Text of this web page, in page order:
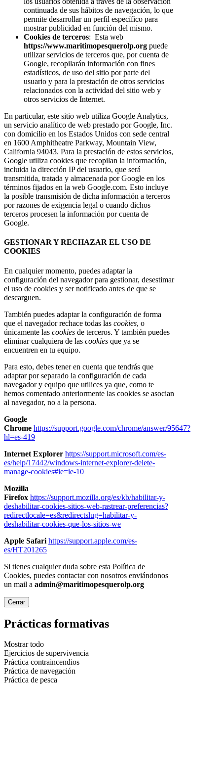
continuada de sus hábitos de navegación, lo que
permite desarrollar un perfil específico para
mostrar publicidad en función del mismo.
Cookies de terceros: Esta web
https://www.maritimopesquerolp.org puede
utilizar servicios de terceros que, por cuenta de
Google, recopilarán información con fines
estadísticos, de uso del sitio por parte del
usuario y para la prestación de otros servicios
relacionados con la actividad del sitio web y
otros servicios de Internet.
En particular, este sitio web utiliza Google Analytics,
un servicio analítico de web prestado por Google, Inc.
con domicilio en los Estados Unidos con sede central
en 1600 Amphitheatre Parkway, Mountain View,
California 94043. Para la prestación de estos servicios,
Google utiliza cookies que recopilan la información,
incluida la dirección IP del usuario, que será
transmitida, tratada y almacenada por Google en los
términos fijados en la web Google.com. Esto incluye
la posible transmisión de dicha información a terceros
por razones de exigencia legal o cuando dichos
terceros procesen la información por cuenta de
Google.
GESTIONAR Y RECHAZAR EL USO DE
COOKIES
En cualquier momento, puedes adaptar la
configuración del navegador para gestionar, desestimar
el uso de cookies y ser notificado antes de que se
descarguen.
También puedes adaptar la configuración de forma
que el navegador rechace todas las cookies, o
únicamente las cookies de terceros. Y también puedes
eliminar cualquiera de las cookies que ya se
encuentren en tu equipo.
Para esto, debes tener en cuenta que tendrás que
adaptar por separado la configuración de cada
navegador y equipo que utilices ya que, como te
hemos comentado anteriormente las cookies se asocian
al navegador, no a la persona.
Google
Chrome https://support.google.com/chrome/answer/95647?
hl=es-419
Internet Explorer https://support.microsoft.com/es-
es/help/17442/windows-internet-explorer-delete-
manage-cookies#ie=ie-10
Mozilla
Firefox https://support.mozilla.org/es/kb/habilitar-y-
deshabilitar-cookies-sitios-web-rastrear-preferencias?
redirectlocale=es&redirectslug=habilitar-y-
deshabilitar-cookies-que-los-sitios-we
Apple Safari https://support.apple.com/es-
es/HT201265
Si tienes cualquier duda sobre esta Política de
Cookies, puedes contactar con nosotros enviándonos
un mail a admin@maritimopesquerolp.org
Cerrar
Prácticas formativas
Mostrar todo
Ejercicios de supervivencia
Práctica contraincendios
Práctica de navegación
Práctica de pesca